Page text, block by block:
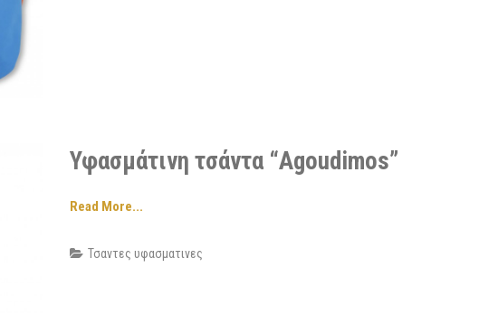
Υφασμάτινη τσάντα “Agoudimos”
Read More...
Τσαντες υφασματινες